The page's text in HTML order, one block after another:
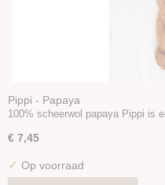
Boeken en Patronen
Pippi - Papaya
100% scheerwol papaya Pippi is
€ 7,45
✓ Op voorraad